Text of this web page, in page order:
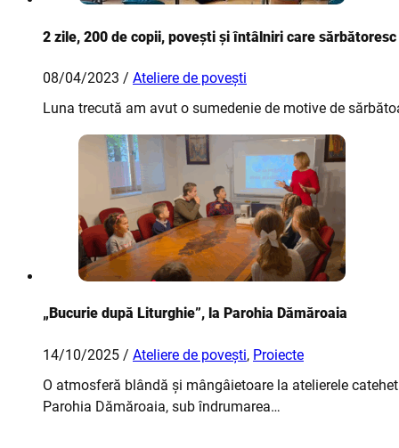
2 zile, 200 de copii, povești și întâlniri care
08/04/2023 / Ateliere de povești
Luna trecută am avut o sumedenie de motive de
„Bucurie după Liturghie”, la Parohia Dămăroaia
14/10/2025 / Ateliere de povești, Proiecte
O atmosferă blândă și mângâietoare la atelierele
Parohia Dămăroaia, sub îndrumarea…